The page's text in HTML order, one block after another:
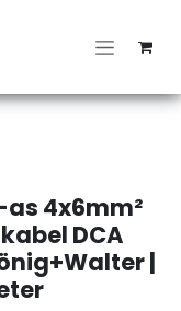
as 4x6mm²
DCA
|